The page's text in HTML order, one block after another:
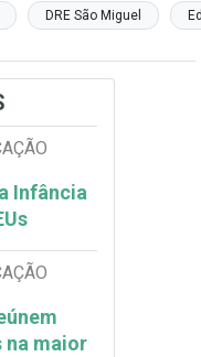
DRE São Miguel
Infância
na maior